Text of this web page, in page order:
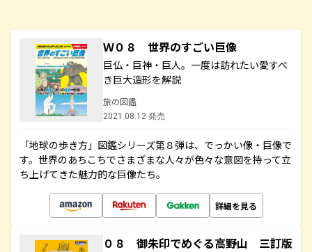
Ｗ０８ 世界のすごい巨像
巨仏・巨神・巨人。一度は訪れたい愛すべ
き巨大造形を解説
旅の図鑑
2021.08.12 発売
「地球の歩き方」図鑑シリーズ第８弾は、でっかい像・巨像で
す。世界のあちこちでさまざまな人々が色々な意図を持って立
ち上げてきた魅力的な巨像たち。
詳細を見る
０８ 御朱印でめぐる高野山 三訂版